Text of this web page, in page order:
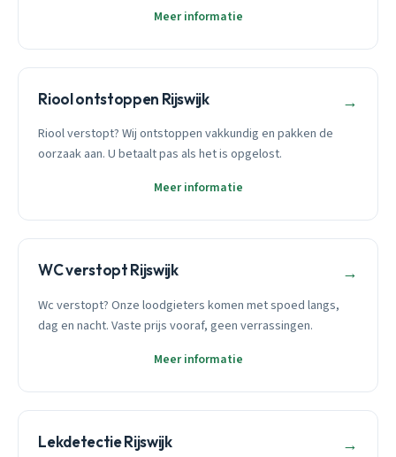
Meer informatie
Riool ontstoppen Rijswijk →
Riool verstopt? Wij ontstoppen vakkundig en pakken de
oorzaak aan. U betaalt pas als het is opgelost.
Meer informatie
WC verstopt Rijswijk →
Wc verstopt? Onze loodgieters komen met spoed langs,
dag en nacht. Vaste prijs vooraf, geen verrassingen.
Meer informatie
Lekdetectie Rijswijk →